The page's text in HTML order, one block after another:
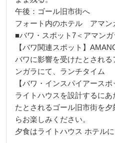
午後：ゴール旧市街へ
フォート内のホテル アマン
■バワ・スポット7＜アマンガ
【バワ関連スポット】
バワに影響を受けたとされ
ンガラにて、ランチタイム
【バワ・インスパイアース
ライトハウスを設計するに
たとされるゴール旧市街を
らお楽しみください。
夕食はライトハウス ホテルに